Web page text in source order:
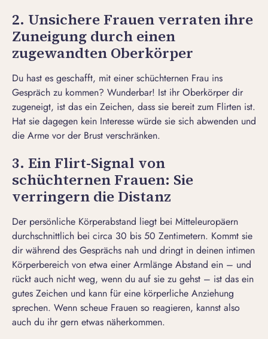
2. Unsichere Frauen verraten ihre
Zuneigung durch einen
zugewandten Oberkörper
Du hast es geschafft, mit einer schüchternen Frau ins
Gespräch zu kommen? Wunderbar! Ist ihr Oberkörper dir
zugeneigt, ist das ein Zeichen, dass sie bereit zum Flirten ist.
Hat sie dagegen kein Interesse würde sie sich abwenden und
die Arme vor der Brust verschränken.
3. Ein Flirt-Signal von
schüchternen Frauen: Sie
verringern die Distanz
Der persönliche Körperabstand liegt bei Mitteleuropäern
durchschnittlich bei circa 30 bis 50 Zentimetern. Kommt sie
dir während des Gesprächs nah und dringt in deinen intimen
Körperbereich von etwa einer Armlänge Abstand ein – und
rückt auch nicht weg, wenn du auf sie zu gehst – ist das ein
gutes Zeichen und kann für eine körperliche Anziehung
sprechen. Wenn scheue Frauen so reagieren, kannst also
auch du ihr gern etwas näherkommen.